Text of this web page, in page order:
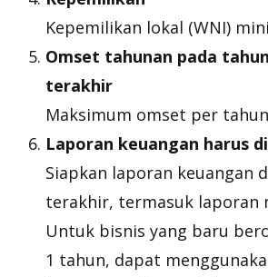
Kepemilikan lokal (WNI)
Omset tahunan pada
terakhir
Maksimum omset per
Laporan keuangan harus
Siapkan laporan keuangan
terakhir, termasuk laporan
Untuk bisnis yang baru
1 tahun, dapat